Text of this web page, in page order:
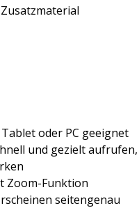
oder PC geeignet
und gezielt aufrufen,
Zoom-Funktion
seitengenau